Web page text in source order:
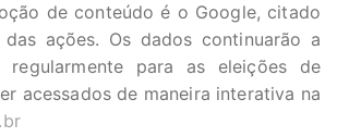
de conteúdo é o Google, citado
das ações. Os dados continuarão a
regularmente para as eleições de
acessados de maneira interativa na